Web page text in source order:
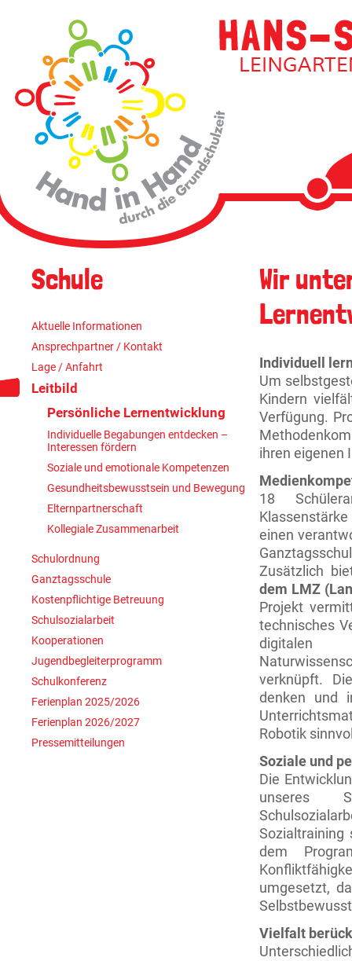
Wir
Individuell
Um
Kindern
Verfügung.
ihren eigenen
18
einen
Zusätzlich
dem LMZ
Projekt
technisches
digitalen
verknüpft.
denken und
Robotik
Soziale und
Die
unseres
dem
umgesetzt,
Vielfalt
Navigation
überspringen
Schule
Aktuelle Informationen
Ansprechpartner / Kontakt
Lage / Anfahrt
Leitbild
Persönliche Lernentwicklung
Individuelle Begabungen entdecken –
Interessen fördern
Soziale und emotionale Kompetenzen
Gesundheitsbewusstsein und Bewegung
Elternpartnerschaft
Kollegiale Zusammenarbeit
Schulordnung
Ganztagsschule
Kostenpflichtige Betreuung
Schulsozialarbeit
Kooperationen
Jugendbegleiterprogramm
Schulkonferenz
Ferienplan 2025/2026
Ferienplan 2026/2027
Pressemitteilungen